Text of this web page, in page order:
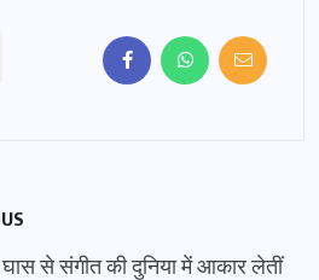
से संगीत की दुनिया में आकार लेतीं